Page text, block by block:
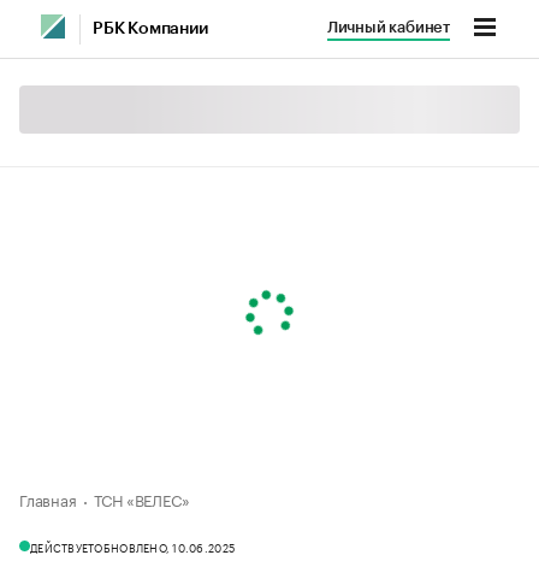
РБК Компании Личный кабинет
Главная ТСН «ВЕЛЕС»
ДЕЙСТВУЕТОБНОВЛЕНО, 10.06.2025